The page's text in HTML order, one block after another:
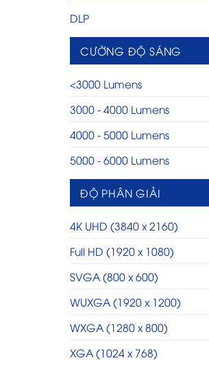
DLP
CƯỜNG ĐỘ SÁNG
<3000 Lumens
3000 - 4000 Lumens
4000 - 5000 Lumens
5000 - 6000 Lumens
ĐỘ PHÂN GIẢI
4K UHD (3840 x 2160)
Full HD (1920 x 1080)
SVGA (800 x 600)
WUXGA (1920 x 1200)
WXGA (1280 x 800)
XGA (1024 x 768)